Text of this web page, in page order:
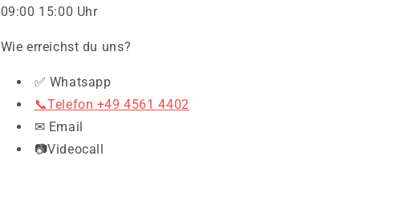
09:00 15:00 Uhr
Wie erreichst du uns?
✅ Whatsapp
📞Telefon +49 4561 4402
✉ Email
📷Videocall